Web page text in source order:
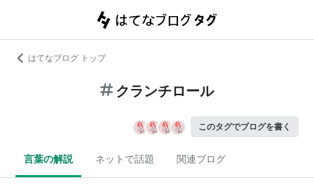
はてなブログ トップ
クランチロール
このタグでブログを書く
言葉の解説 ネットで話題 関連ブログ